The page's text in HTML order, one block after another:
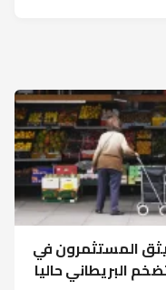
يثق المستثمرون في
البريطاني حاليا